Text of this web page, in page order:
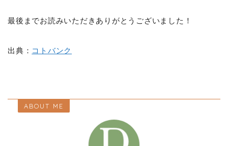
最後までお読みいただきありがとうございました！
出典： コトバンク
ABOUT ME